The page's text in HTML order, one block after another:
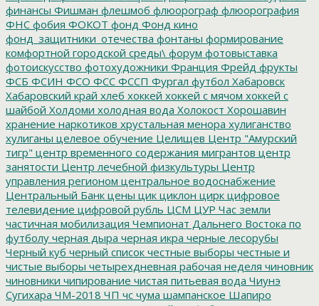
финансы Фишман флешмоб флюорограф флюорография
ФНС фобия ФОКОТ фонд Фонд кино
фонд_защитники_отечества фонтаны формирование
комфортной городской среды\ форум фотовыставка
фотоискусство фотохудожники Франция Фрейд фрукты
ФСБ ФСИН ФСО ФСС ФССП Фургал футбол Хабаровск
Хабаровский край хлеб хоккей хоккей с мячом хоккей с
шайбой Холдоми холодная вода Холокост Хорошавин
хранение наркотиков хрустальная менора хулиганство
хулиганы целевое обучение Целищев Центр "Амурский
тигр" центр временного содержания мигрантов центр
занятости Центр лечебной физкультуры Центр
управления регионом центральное водоснабжение
Центральный Банк цены цик циклон цирк цифровое
телевидение цифровой рубль ЦСМ ЦУР Час земли
частичная мобилизация Чемпионат Дальнего Востока по
футболу черная дыра черная икра черные лесорубы
Черный куб черный список честные выборы честные и
чистые выборы четырехдневная рабочая неделя чиновник
чиновники чипирование чистая питьевая вода Чиунэ
Сугихара ЧМ-2018 ЧП чс чума шампанское Шапиро